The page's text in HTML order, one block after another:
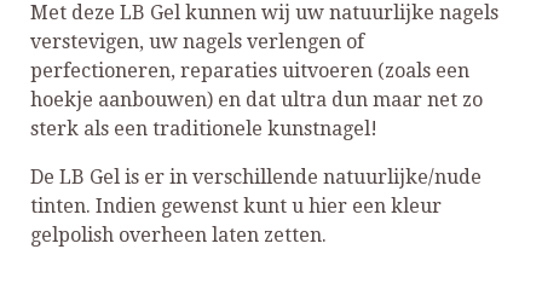
Met deze LB Gel kunnen wij uw natuurlijke nagels
verstevigen, uw nagels verlengen of
perfectioneren, reparaties uitvoeren (zoals een
hoekje aanbouwen) en dat ultra dun maar net zo
sterk als een traditionele kunstnagel!
De LB Gel is er in verschillende natuurlijke/nude
tinten. Indien gewenst kunt u hier een kleur
gelpolish overheen laten zetten.